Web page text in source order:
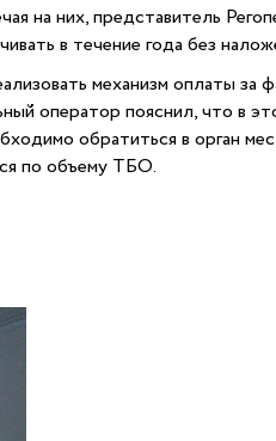
на них, представитель
в течение года без
механизм оплаты за
оператор пояснил, что в
обратиться в орган
по объему ТБО.